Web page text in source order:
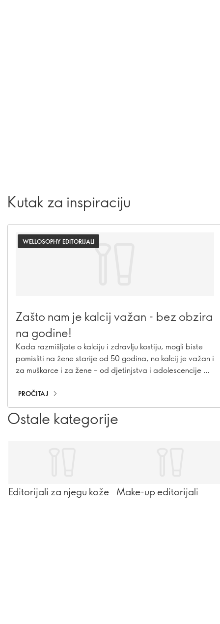
Kutak za inspiraciju
WELLOSOPHY EDITORIJALI
Zašto nam je kalcij važan - bez obzira
na godine!
Kada razmišljate o kalciju i zdravlju kostiju, mogli biste
pomisliti na žene starije od 50 godina, no kalcij je važan i
za muškarce i za žene – od djetinjstva i adolescencije pa
svakoj životnoj dobi i kako možete osigurati da ga vi – i
svi koje volite – unosite dovoljno.
PROČITAJ
Ostale kategorije
Editorijali za njegu kože Make-up editorijali